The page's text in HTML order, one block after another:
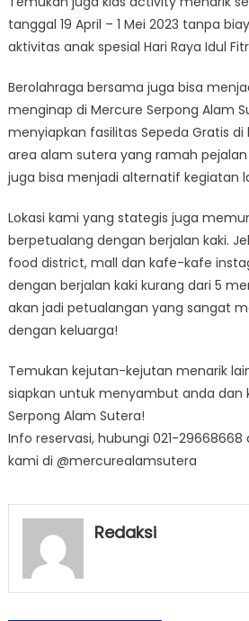
tanggal 19 April – 1 Mei 2023 tanpa
aktivitas anak spesial Hari Raya Idul
Berolahraga bersama juga bisa
menginap di Mercure Serpong Alam
menyiapkan fasilitas Sepeda Gratis
area alam sutera yang ramah
juga bisa menjadi alternatif kegiatan
Lokasi kami yang stategis juga
berpetualang dengan berjalan kaki.
food district, mall dan kafe-kafe
dengan berjalan kaki kurang dari 5
akan jadi petualangan yang sangat
dengan keluarga!
Temukan kejutan-kejutan menarik
siapkan untuk menyambut anda dan
Serpong Alam Sutera!
Info reservasi, hubungi 021-
kami di @mercurealamsutera
Redaksi